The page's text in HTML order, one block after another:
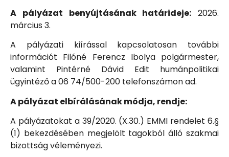
A pályázat benyújtásának határideje: 2026.
március 3.
A pályázati kiírással kapcsolatosan további
információt Filóné Ferencz Ibolya polgármester,
valamint Pintérné Dávid Edit humánpolitikai
ügyintéző a 06 74/500-200 telefonszámon ad.
A pályázat elbírálásának módja, rendje:
A pályázatokat a 39/2020. (X.30.) EMMI rendelet 6.§
(1) bekezdésében megjelölt tagokból álló szakmai
bizottság véleményezi.